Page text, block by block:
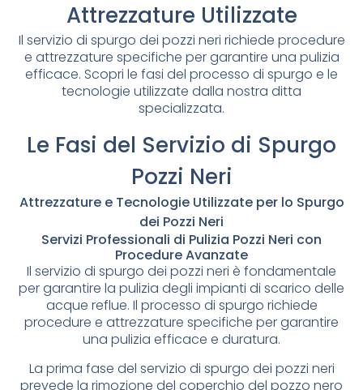
Attrezzature Utilizzate
Il servizio di spurgo dei pozzi neri richiede procedure
e attrezzature specifiche per garantire una pulizia
efficace. Scopri le fasi del processo di spurgo e le
tecnologie utilizzate dalla nostra ditta
specializzata.
Le Fasi del Servizio di Spurgo
Pozzi Neri
Attrezzature e Tecnologie Utilizzate per lo Spurgo
dei Pozzi Neri
Servizi Professionali di Pulizia Pozzi Neri con
Procedure Avanzate
Il servizio di spurgo dei pozzi neri è fondamentale
per garantire la pulizia degli impianti di scarico delle
acque reflue. Il processo di spurgo richiede
procedure e attrezzature specifiche per garantire
una pulizia efficace e duratura.
La prima fase del servizio di spurgo dei pozzi neri
prevede la rimozione del coperchio del pozzo nero